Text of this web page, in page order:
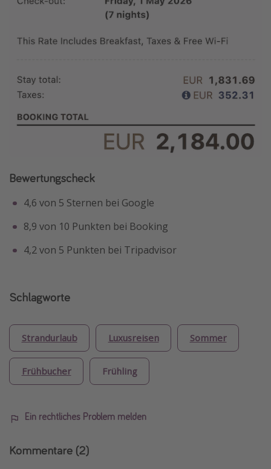
Bewertungscheck
4,6 von 5 Sternen bei Google
8,9 von 10 Punkten bei Booking
4,2 von 5 Punkten bei Tripadvisor
Schlagworte
Strandurlaub Luxusreisen Sommer
Frühbucher Frühling
Ein rechtliches Problem melden
Kommentare (2)